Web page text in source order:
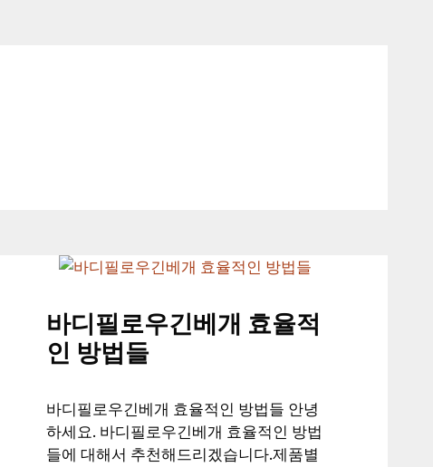
바디필로우긴베개 효율적
인 방법들
바디필로우긴베개 효율적인 방법들 안녕
하세요. 바디필로우긴베개 효율적인 방법
들에 대해서 추천해드리겠습니다.제품별